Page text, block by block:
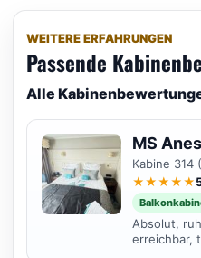
WEITERE ERFAHRUNGEN
Passende
Alle
MS
Kabine 314
★★★★★
Absolut,
erreichbar,